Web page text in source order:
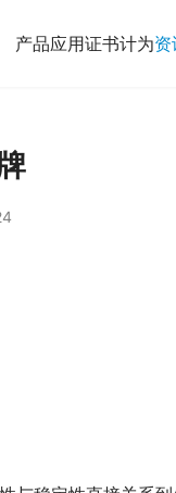
产品应用证书计为资